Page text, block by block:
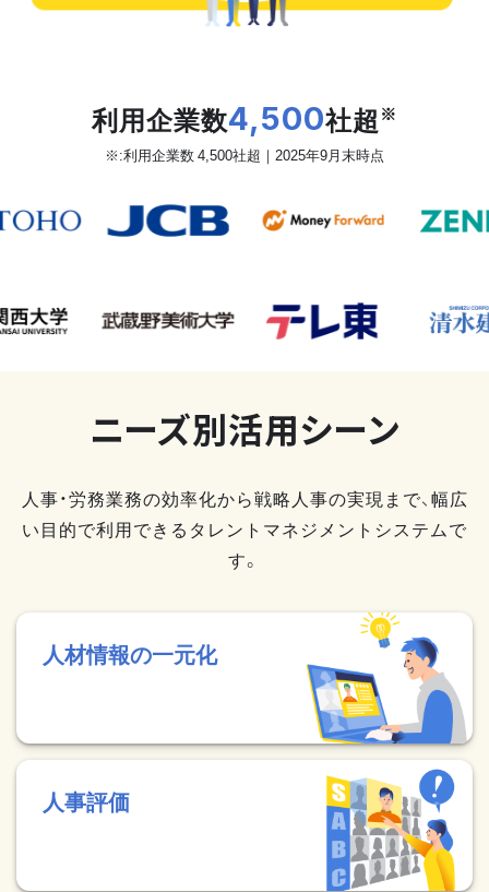
利用企業数4,500社超 ※
※:利用企業数 4,500社超｜2025年9月末時点
ニーズ別活用シーン
人事・労務業務の効率化から戦略人事の実現まで、幅広
い目的で利用できるタレントマネジメントシステムで
す。
人材情報の一元化
人事評価